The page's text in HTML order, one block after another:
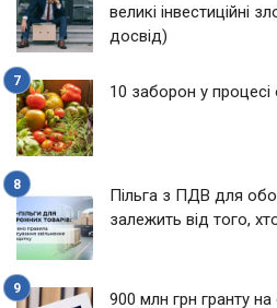
великі інвестиційні
досвід)
10 заборон у процесі
Пільга з ПДВ для
залежить від того,
900 млн грн гранту